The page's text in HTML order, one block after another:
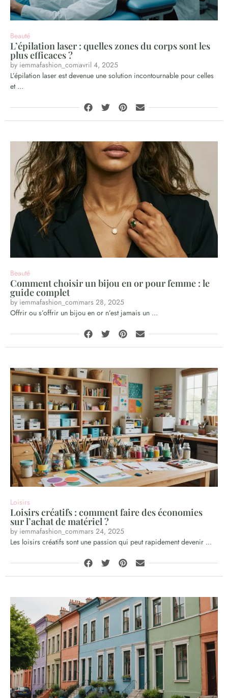
Beauté
L’épilation laser : quelles zones du corps sont les
plus efficaces ?
by iemmafashion_comavril 4, 2025
L’épilation laser est devenue une solution incontournable pour celles
et ...
Beauté
Comment choisir un bijou en or pour femme : le
guide complet
by iemmafashion_commars 28, 2025
Offrir ou s’offrir un bijou en or n’est jamais un ...
Loisirs
Loisirs créatifs : comment faire des économies
sur l’achat de matériel ?
by iemmafashion_commars 24, 2025
Les loisirs créatifs sont une passion qui peut rapidement devenir ...